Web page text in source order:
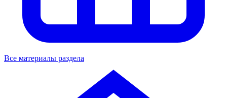
Все материалы раздела